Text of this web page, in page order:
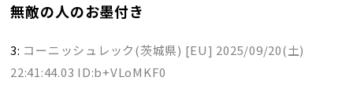
無敵の人のお墨付き
3: コーニッシュレック(茨城県) [EU] 2025/09/20(土)
22:41:44.03 ID:b+VLoMKF0